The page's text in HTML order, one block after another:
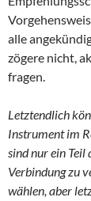
alle
zögere nicht,
fragen.
Letztendlich
Instrument im
sind nur ein Teil
Verbindung zu
wählen, aber